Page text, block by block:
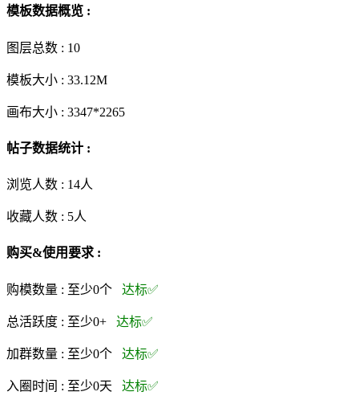
模板数据概览 :
图层总数 : 10
模板大小 : 33.12M
画布大小 : 3347*2265
帖子数据统计 :
浏览人数 : 14人
收藏人数 : 5人
购买&使用要求 :
购模数量 : 至少0个 达标✅
总活跃度 : 至少0+ 达标✅
加群数量 : 至少0个 达标✅
入圈时间 : 至少0天 达标✅